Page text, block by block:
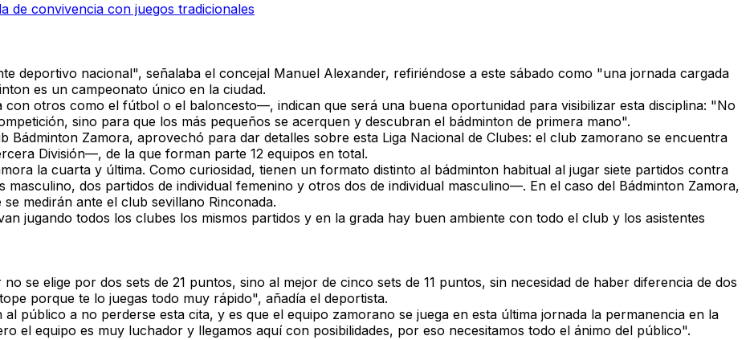
de convivencia con juegos tradicionales
deportivo nacional", señalaba el concejal Manuel Alexander, refiriéndose a este sábado como "una jornada cargada
es un campeonato único en la ciudad.
otros como el fútbol o el baloncesto—, indican que será una buena oportunidad para visibilizar esta disciplina: "No
sino para que los más pequeños se acerquen y descubran el bádminton de primera mano".
Bádminton Zamora, aprovechó para dar detalles sobre esta Liga Nacional de Clubes: el club zamorano se encuentra
División—, de la que forman parte 12 equipos en total.
la cuarta y última. Como curiosidad, tienen un formato distinto al bádminton habitual al jugar siete partidos contra
dos partidos de individual femenino y otros dos de individual masculino—. En el caso del Bádminton Zamora,
se medirán ante el club sevillano Rinconada.
jugando todos los clubes los mismos partidos y en la grada hay buen ambiente con todo el club y los asistentes
no se elige por dos sets de 21 puntos, sino al mejor de cinco sets de 11 puntos, sin necesidad de haber diferencia de dos
porque te lo juegas todo muy rápido", añadía el deportista.
público a no perderse esta cita, y es que el equipo zamorano se juega en esta última jornada la permanencia en la
el equipo es muy luchador y llegamos aquí con posibilidades, por eso necesitamos todo el ánimo del público".